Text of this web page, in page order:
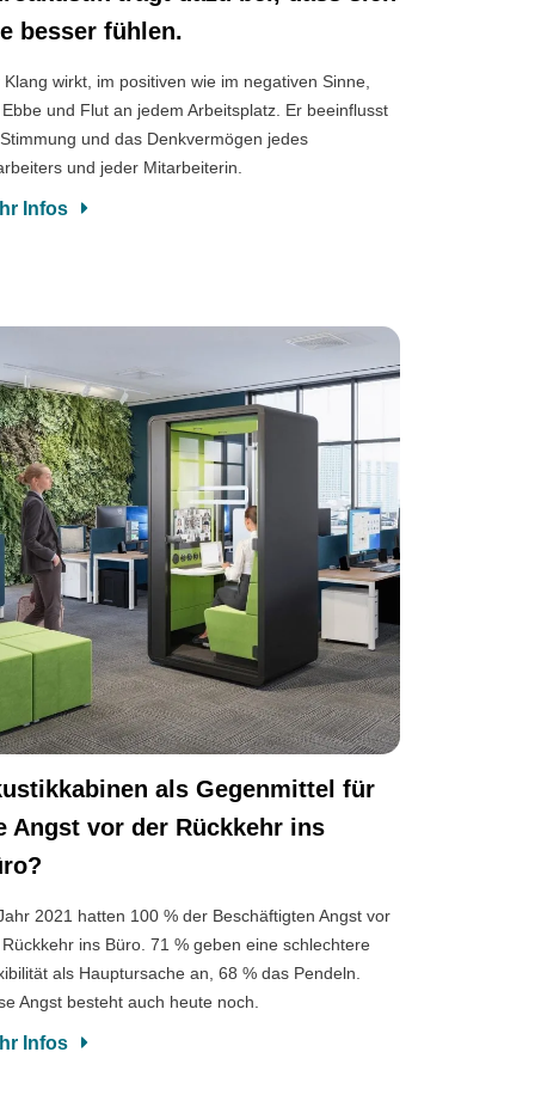
besser fühlen.
Klang wirkt, im positiven wie im negativen Sinne,
und Flut an jedem Arbeitsplatz. Er beeinflusst
und das Denkvermögen jedes
und jeder Mitarbeiterin.
Infos
als Gegenmittel für
Angst vor der Rückkehr ins
2021 hatten 100 % der Beschäftigten Angst vor
ins Büro. 71 % geben eine schlechtere
als Hauptursache an, 68 % das Pendeln.
Angst besteht auch heute noch.
Infos